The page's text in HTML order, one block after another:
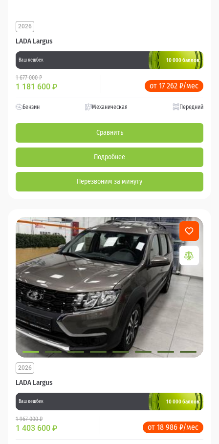
LADA Largus
2026
Ваш кешбек 10 000 баллов
1 677 000 ₽
1 181 600 ₽ от 17 262 ₽/мес
Бензин Механическая Передний
Сравнить
Подробнее
Перезвоним за минуту
LADA Largus
2026
Ваш кешбек 10 000 баллов
1 967 000 ₽
1 403 600 ₽ от 18 986 ₽/мес